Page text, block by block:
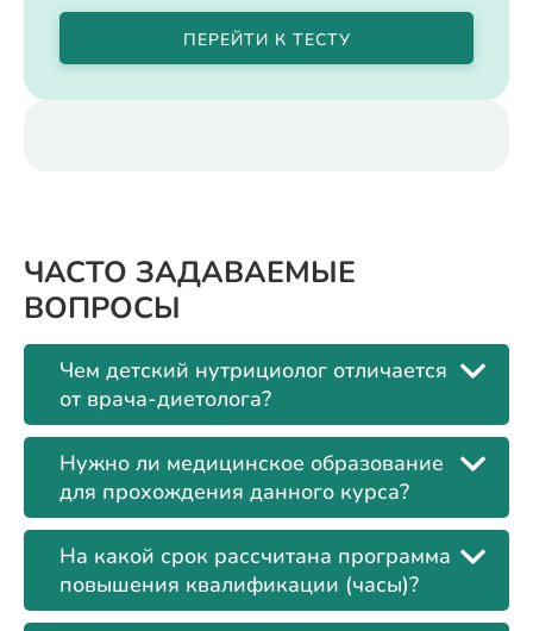
ПЕРЕЙТИ К ТЕСТУ
ЧАСТО ЗАДАВАЕМЫЕ
ВОПРОСЫ
Чем детский нутрициолог отличается
от врача-диетолога?
Нужно ли медицинское образование
для прохождения данного курса?
На какой срок рассчитана программа
повышения квалификации (часы)?